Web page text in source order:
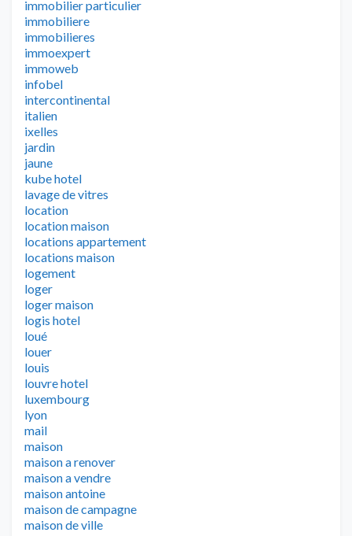
immobilier particulier
immobiliere
immobilieres
immoexpert
immoweb
infobel
intercontinental
italien
ixelles
jardin
jaune
kube hotel
lavage de vitres
location
location maison
locations appartement
locations maison
logement
loger
loger maison
logis hotel
loué
louer
louis
louvre hotel
luxembourg
lyon
mail
maison
maison a renover
maison a vendre
maison antoine
maison de campagne
maison de ville